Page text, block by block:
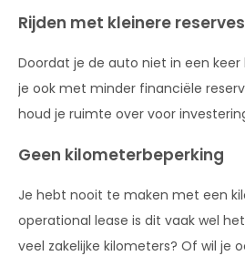
Rijden met kleinere reserves
Doordat je de auto niet in een
je ook met minder financiële
houd je ruimte over voor
Geen kilometerbeperking
Je hebt nooit te maken met een
operational lease is dit vaak wel
veel zakelijke kilometers? Of wil je